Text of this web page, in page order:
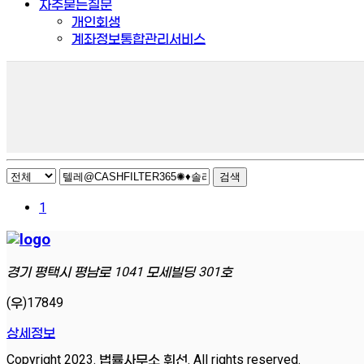
자주묻는질문
개인회생
계좌정보통합관리서비스
검색
1
경기 평택시 평남로 1041 모세빌딩 301호
(우)17849
상세정보
Copyright 2023. 법률사무소 휘선. All rights reserved.